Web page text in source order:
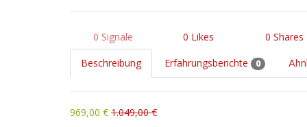
0 Signale 0 Likes 0 Shares
Beschreibung
Erfahrungsberichte 0
969,00 € 1.049,00 €